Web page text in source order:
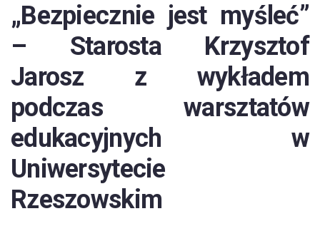
„Bezpiecznie jest myśleć”
– Starosta Krzysztof
Jarosz z wykładem
podczas warsztatów
edukacyjnych w
Uniwersytecie
Rzeszowskim